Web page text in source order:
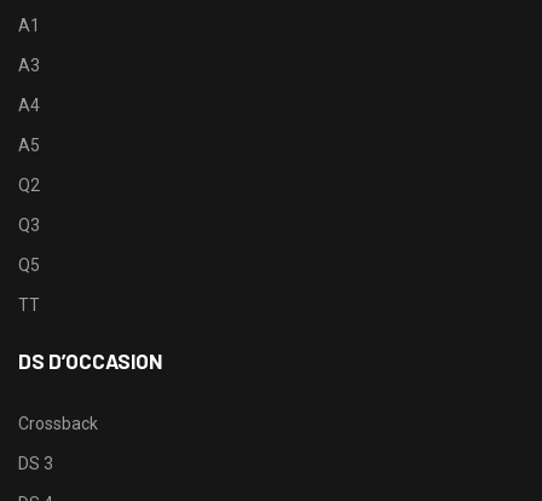
A1
A3
A4
A5
Q2
Q3
Q5
TT
DS D’OCCASION
Crossback
DS 3